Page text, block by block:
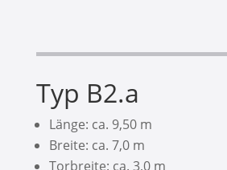
Typ B2.a
Länge: ca. 9,50 m
Breite: ca. 7,0 m
Torbreite: ca. 3,0 m